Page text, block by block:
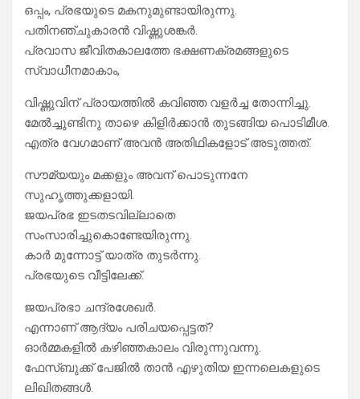
ഒപ്പം, പ്രഭയുടെ മകനുമുണ്ടായിരുന്നു.
പതിനഞ്ചുകാരൻ വിഷ്ണുശങ്കർ.
പ്രവാസ ജീവിതകാലത്തേ ഭക്ഷണക്രമങ്ങളുടെ
സ്വാധീനമാകാം,
വിഷ്ണുവിന് പ്രായത്തിൽ കവിഞ്ഞ വളർച്ച തോന്നിച്ചു.
മേൽച്ചുണ്ടിനു താഴെ കിളിർക്കാൻ തുടങ്ങിയ പൊടിമീശ.
എത്ര വേഗമാണ് അവൻ അതിഥികളോട് അടുത്തത്.
സൗമ്യയും മക്കളും അവന് പൊടുന്നനേ
സുഹൃത്തുക്കളായി.
ജയപ്രഭ ഇടതടവില്ലാതെ
സംസാരിച്ചുകൊണ്ടേയിരുന്നു.
കാർ മുന്നോട്ട് യാത്ര തുടർന്നു.
പ്രഭയുടെ വീട്ടിലേക്ക്.
ജയപ്രഭാ ചന്ദ്രശേഖർ.
എന്നാണ് ആദ്യം പരിചയപ്പെട്ടത്?
ഓർമ്മകളിൽ കഴിഞ്ഞകാലം വിരുന്നുവന്നു.
ഫേസ്ബുക്ക് പേജിൽ താൻ എഴുതിയ ഇന്നലെകളുടെ
ലിഖിതങ്ങൾ.